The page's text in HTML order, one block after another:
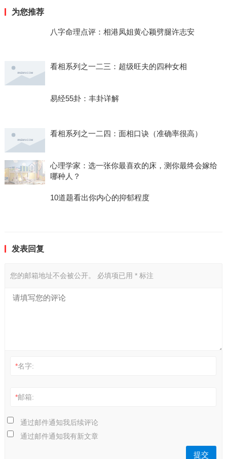
为您推荐
八字命理点评：相港凤姐黄心颖劈腿许志安
看相系列之一二三：超级旺夫的四种女相
易经55卦：丰卦详解
看相系列之一二四：面相口诀（准确率很高）
心理学家：选一张你最喜欢的床，测你最终会嫁给
哪种人？
10道题看出你内心的抑郁程度
通过邮件通知我有新文章